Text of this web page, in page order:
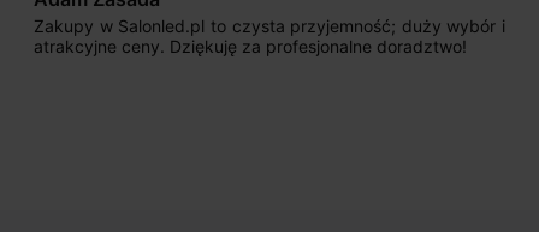
przyjemność; duży wybór i
doradztwo!
Jestem bardzo
początku uderzyło mnie